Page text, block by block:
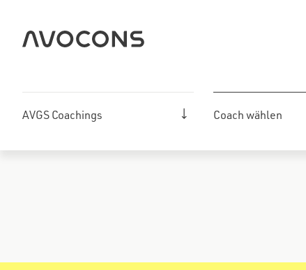
springen
AVGS Coachings Coach wählen